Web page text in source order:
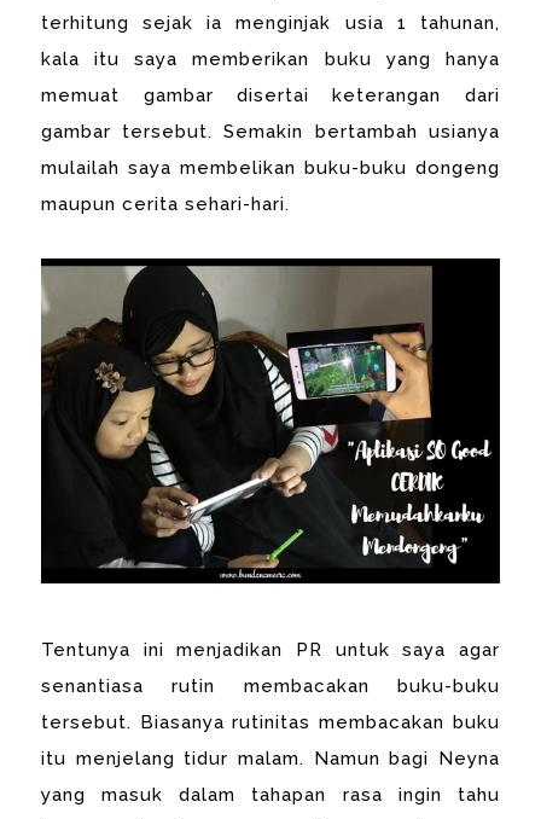
terhitung sejak ia menginjak usia 1 tahunan,
kala itu saya memberikan buku yang hanya
memuat gambar disertai keterangan dari
gambar tersebut. Semakin bertambah usianya
mulailah saya membelikan buku-buku dongeng
maupun cerita sehari-hari.
Tentunya ini menjadikan PR untuk saya agar
senantiasa rutin membacakan buku-buku
tersebut. Biasanya rutinitas membacakan buku
itu menjelang tidur malam. Namun bagi Neyna
yang masuk dalam tahapan rasa ingin tahu